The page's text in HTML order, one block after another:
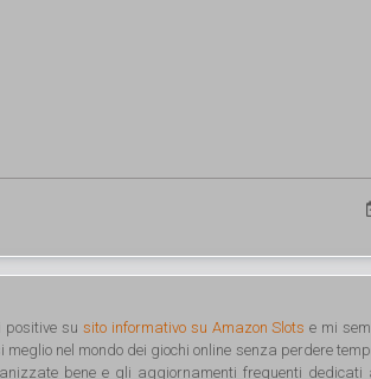
positive su sito informativo su Amazon Slots e mi
nel mondo dei giochi online senza perdere
bene e gli aggiornamenti frequenti